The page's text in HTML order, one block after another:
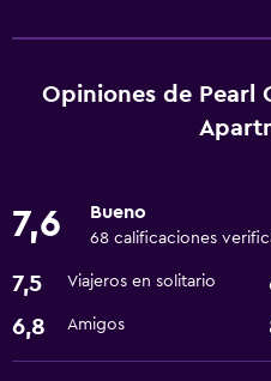
Servicio de habitaciones
Centro de negocios
Microondas
Cocina
Opiniones de Pearl
7,6 Bueno
68 calificaciones
7,5 Viajeros en solitario
6,8 Amigos